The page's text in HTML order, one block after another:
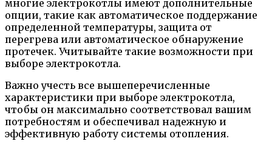
многие электрокотлы имеют дополнительные
опции, такие как автоматическое поддержание
определенной температуры, защита от
перегрева или автоматическое обнаружение
протечек. Учитывайте такие возможности при
выборе электрокотла.
Важно учесть все вышеперечисленные
характеристики при выборе электрокотла,
чтобы он максимально соответствовал вашим
потребностям и обеспечивал надежную и
эффективную работу системы отопления.